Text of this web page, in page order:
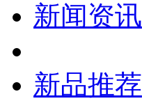
新闻资讯
新品推荐